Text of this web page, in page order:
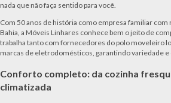
nada que não faça sentido para você.
Com 50 anos de história como empresa familiar com
Bahia, a Móveis Linhares conhece bem o jeito de
trabalha tanto com fornecedores do polo moveleiro
marcas de eletrodomésticos, garantindo variedade e
Conforto completo: da cozinha
climatizada